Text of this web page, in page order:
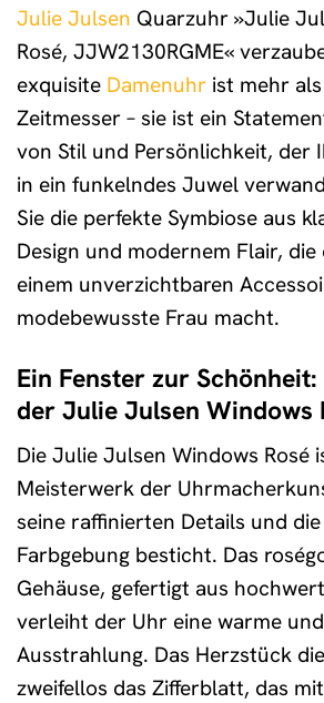
Julie Julsen Quarzuhr »Julie
Rosé, JJW2130RGME«
exquisite Damenuhr ist mehr
Zeitmesser – sie ist ein
von Stil und Persönlichkeit, der
in ein funkelndes Juwel
Sie die perfekte Symbiose aus
Design und modernem Flair, die
einem unverzichtbaren
modebewusste Frau macht.
Ein Fenster zur Schönheit:
der Julie Julsen Windows
Die Julie Julsen Windows Rosé
Meisterwerk der
seine raffinierten Details und
Farbgebung besticht. Das
Gehäuse, gefertigt aus
verleiht der Uhr eine warme
Ausstrahlung. Das Herzstück
zweifellos das Zifferblatt, das